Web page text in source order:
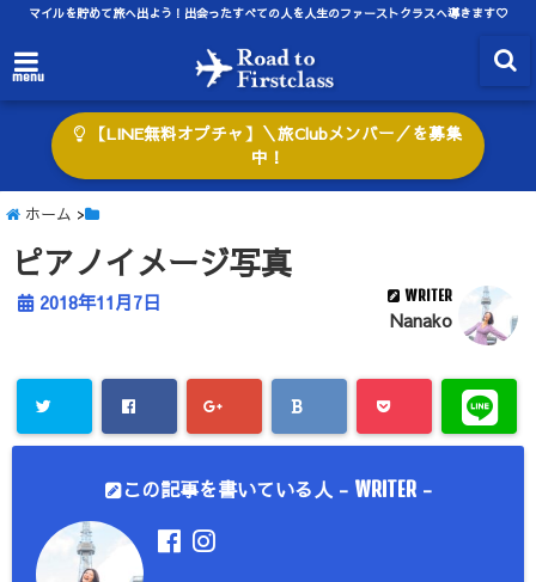
マイルを貯めて旅へ出よう！出会ったすべての人を人生のファーストクラスへ導きます♡
menu
【LINE無料オプチャ】＼旅Clubメンバー／を募集
中！
ホーム >
ピアノイメージ写真
2018年11月7日 WRITER
Nanako
この記事を書いている人 - WRITER-